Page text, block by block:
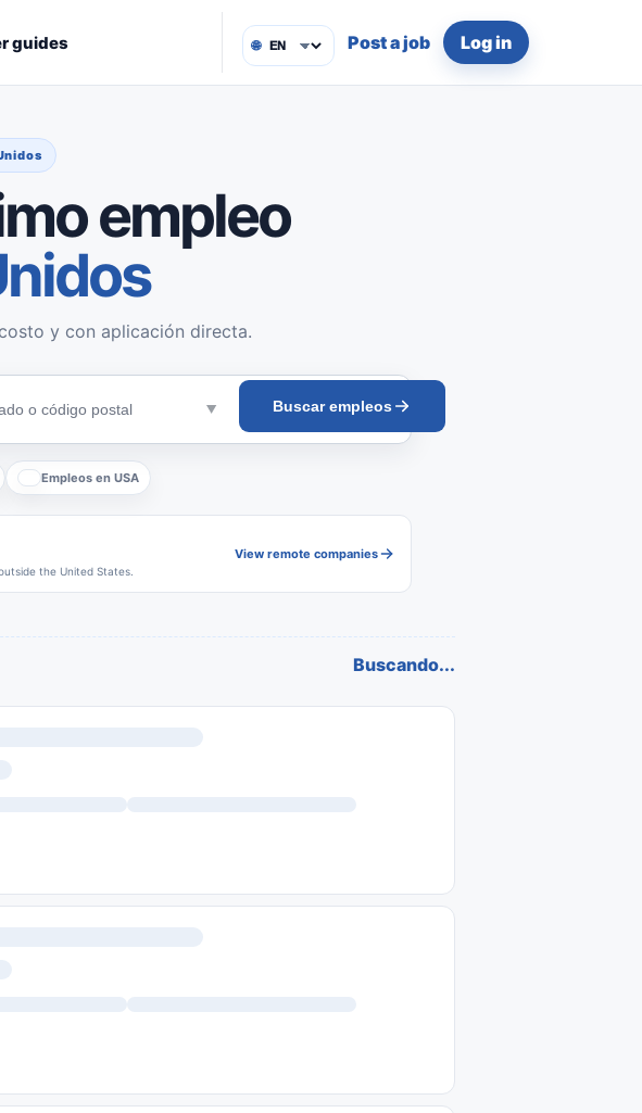
guides 🌐 Post a job Log in
empleo
y con aplicación directa.
Buscar empleos
Empleos en USA
the United States.
View remote companies
Buscando...